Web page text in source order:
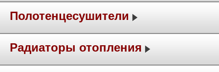
Полотенцесушители
Радиаторы отопления